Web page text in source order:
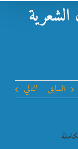
السابق التالي